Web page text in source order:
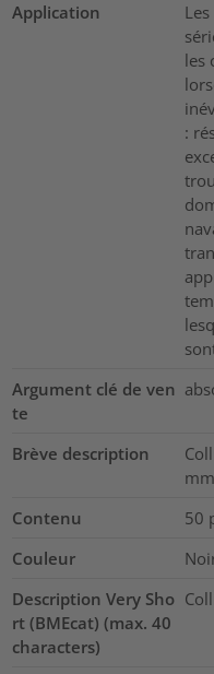
Application
les
:
Argument clé de ven
te
Brève description
Contenu
50
Couleur
Description Very Sho
rt (BMEcat) (max. 40
characters)